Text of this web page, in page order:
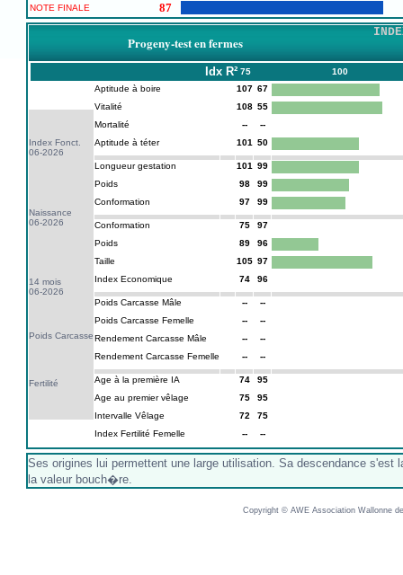
NOTE FINALE 87
Progeny-test en fermes
Idx R² 75 100
Index Fonct.
06-2026
Naissance
06-2026
14 mois
06-2026
Poids Carcasse
Fertilité
Aptitude à boire 107 67
Vitalité
108 55
Mortalité
--
--
Aptitude à téter
101 50
Longueur gestation 101
99
Poids
98
99
Conformation
97 99
Conformation 75
97
Poids
89
96
Taille
105 97
Index Economique
74 96
Poids Carcasse Mâle --
--
Poids Carcasse Femelle
--
--
Rendement Carcasse Mâle
--
--
Rendement Carcasse Femelle
-- --
Age à la première IA 74
95
Age au premier vêlage
75
95
Intervalle Vêlage
72
75
Index Fertilité Femelle
-- --
Ses origines lui permettent une large utilisation. Sa descendance
la valeur bouch�re.
Copyright © AWE Association Wallonne